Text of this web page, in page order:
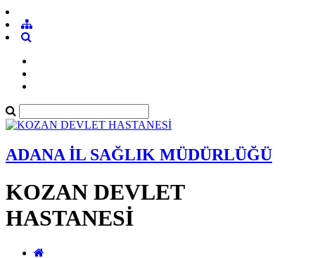
ADANA İL SAĞLIK MÜDÜRLÜĞÜ
KOZAN DEVLET
HASTANESİ